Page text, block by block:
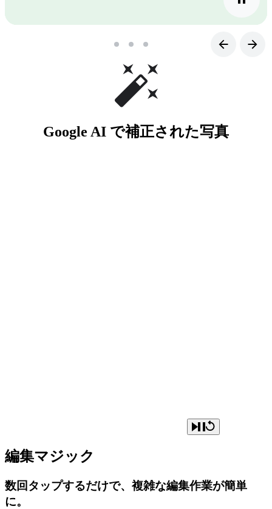
Google AI で補正された写真
編集マジック
数回タップするだけで、複雑な編集作業が簡単
に。